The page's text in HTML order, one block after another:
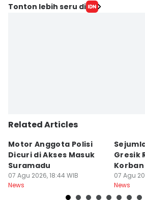
Editor
Tonton lebih seru di
Related Articles
Motor Anggota Polisi
Dicuri di Akses Masuk
Suramadu
07 Agu 2026, 18:44 WIB
News
Gresik
07 Agu
News